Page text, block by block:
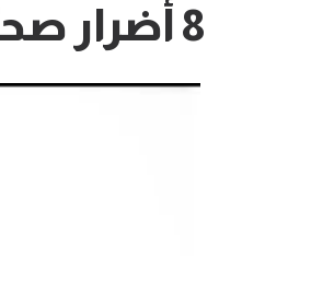
8 أضرار صحيّة يسببها السهر